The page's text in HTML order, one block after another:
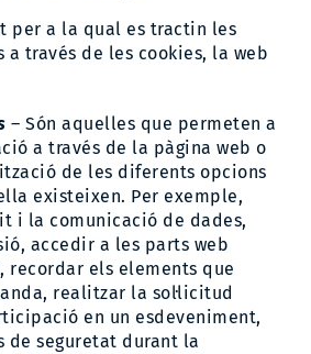
per a la qual es tractin les
a través de les cookies, la web
– Són aquelles que permeten a
a través de la pàgina web o
de les diferents opcions
existeixen. Per exemple,
i la comunicació de dades,
accedir a les parts web
recordar els elements que
realitzar la sol·licitud
en un esdeveniment,
seguretat durant la